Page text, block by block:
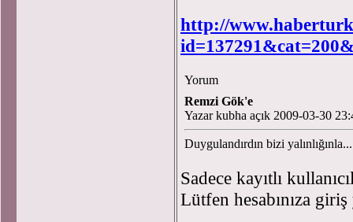
http://
Yorum
Remzi Gök'e
Yazar kubha açık 2009-03-30
Duygulandırdın bizi yalınlığınla...
Sadece kayıtlı
Lütfen hesabınıza